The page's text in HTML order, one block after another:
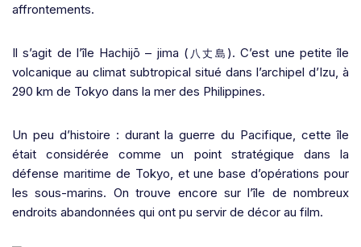
affrontements.
Il s’agit de l’île Hachijō – jima ( 八丈島 ). C’est une petite île
volcanique au climat subtropical situé dans l’archipel d’Izu, à
290 km de Tokyo dans la mer des Philippines.
Un peu d’histoire : durant la guerre du Pacifique, cette île
était considérée comme un point stratégique dans la
défense maritime de Tokyo, et une base d’opérations pour
les sous-marins. On trouve encore sur l’île de nombreux
endroits abandonnées qui ont pu servir de décor au film.